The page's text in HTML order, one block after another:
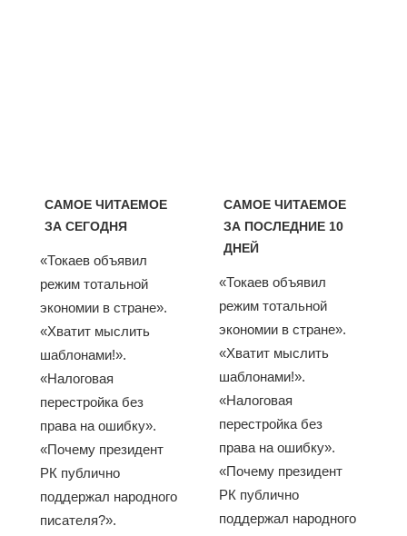
САМОЕ ЧИТАЕМОЕ
ЗА СЕГОДНЯ
«Токаев объявил
режим тотальной
экономии в стране».
«Хватит мыслить
шаблонами!».
«Налоговая
перестройка без
права на ошибку».
«Почему президент
РК публично
поддержал народного
писателя?».
САМОЕ ЧИТАЕМОЕ
ЗА ПОСЛЕДНИЕ 10
ДНЕЙ
«Токаев объявил
режим тотальной
экономии в стране».
«Хватит мыслить
шаблонами!».
«Налоговая
перестройка без
права на ошибку».
«Почему президент
РК публично
поддержал народного